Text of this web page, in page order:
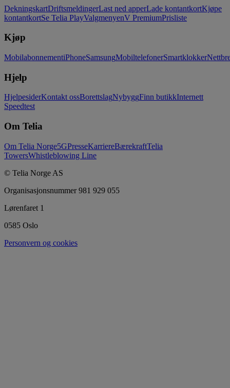
DekningskartDriftsmeldingerLast ned apperLade kontantkortKjøpe
kontantkortSe Telia PlayValgmenyenV PremiumPrisliste
Kjøp
MobilabonnementiPhoneSamsungMobiltelefonerSmartklokker
Hjelp
HjelpesiderKontakt ossBorettslagNybyggFinn butikkInternett
Speedtest
Om Telia
Om Telia Norge5GPresseKarriereBærekraftTelia
TowersWhistleblowing Line
© Telia Norge AS
Organisasjonsnummer 981 929 055
Lørenfaret 1
0585 Oslo
Personvern og cookies